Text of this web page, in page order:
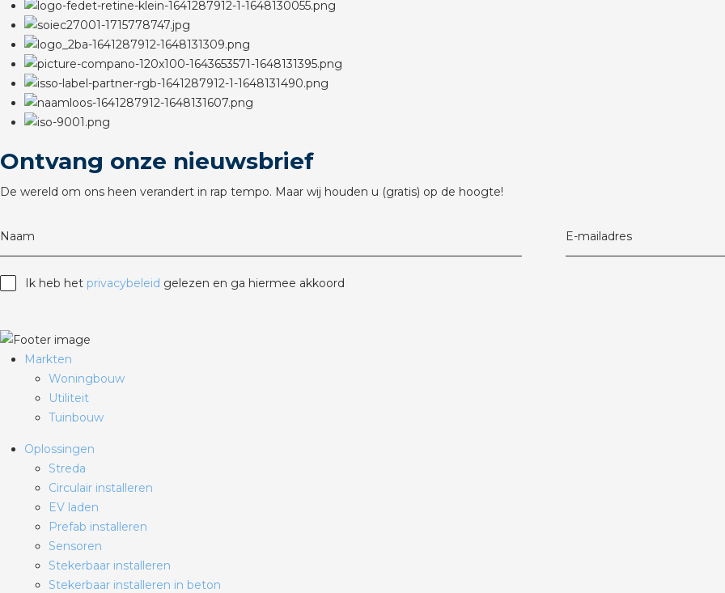
Ontvang onze nieuwsbrief
De wereld om ons heen verandert in rap tempo. Maar wij houden u (gratis) op de hoogte!
Naam E-mailadres
Ik heb het privacybeleid gelezen en ga hiermee akkoord
Markten
Woningbouw
Utiliteit
Tuinbouw
Oplossingen
Streda
Circulair installeren
EV laden
Prefab installeren
Sensoren
Stekerbaar installeren
Stekerbaar installeren in beton